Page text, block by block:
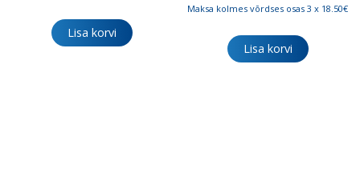
Lisa korvi
Maksa kolmes võrdses osas 3 x 18.50€
Lisa korvi